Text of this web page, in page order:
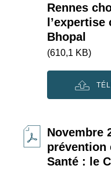
Rennes
Bhopal
(610,1 KB)
Novembre
prévention
Santé : le